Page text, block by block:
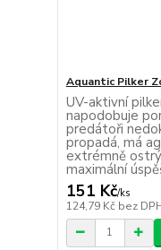
Aquantic Pilker
UV-aktivní
napodobuje
predátoři
propadá, má
extrémně
maximální
151 Kč/ks
124,79 Kč bez